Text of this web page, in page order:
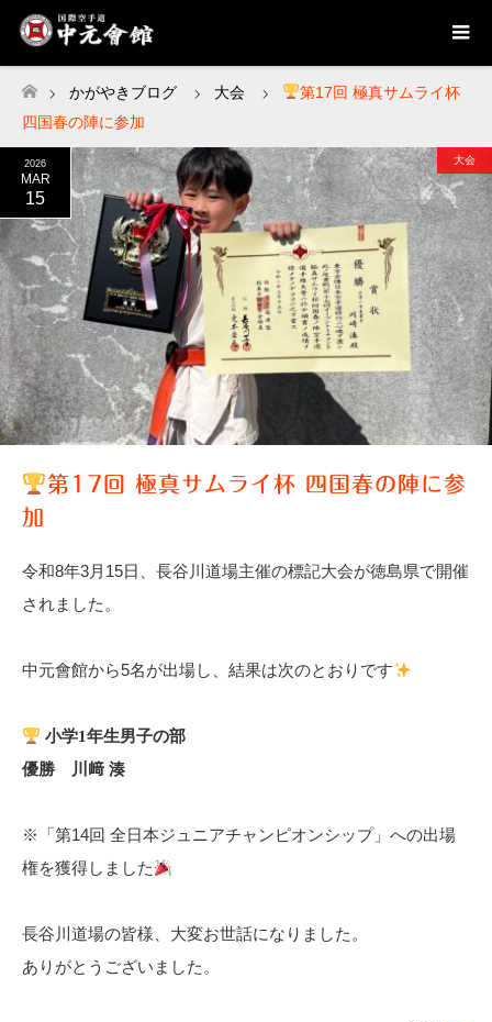
ホーム
かがやきブログ 大会
第17回 極真サムライ杯
四国春の陣に参加
2026
MAR
15
大会
第17回 極真サムライ杯 四国春の陣に参
加
令和8年3月15日、長谷川道場主催の標記大会が徳島県で開催
されました。
中元會館から5名が出場し、結果は次のとおりです
小学1年生男子の部
優勝 川﨑 湊
※「第14回 全日本ジュニアチャンピオンシップ」への出場
権を獲得しました
長谷川道場の皆様、大変お世話になりました。
ありがとうございました。